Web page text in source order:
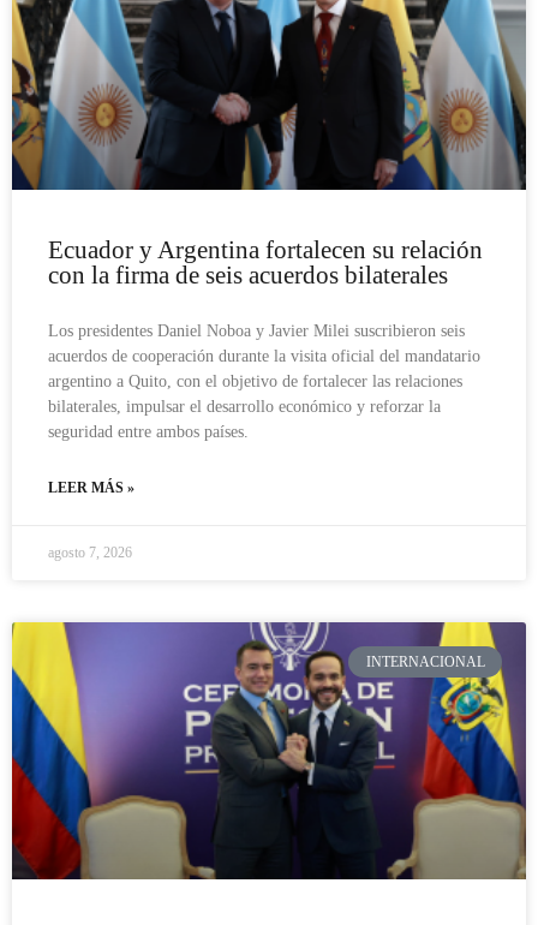
Ecuador y Argentina fortalecen su relación
con la firma de seis acuerdos bilaterales
Los presidentes Daniel Noboa y Javier Milei suscribieron seis
acuerdos de cooperación durante la visita oficial del mandatario
argentino a Quito, con el objetivo de fortalecer las relaciones
bilaterales, impulsar el desarrollo económico y reforzar la
seguridad entre ambos países.
LEER MÁS »
agosto 7, 2026
INTERNACIONAL